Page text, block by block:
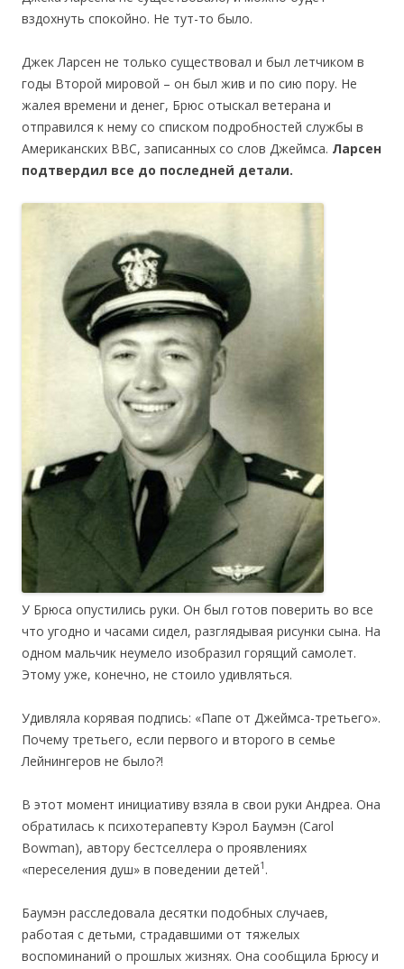
вздохнуть спокойно. Не тут-то было.
Джек Ларсен не только существовал и был летчиком в
годы Второй мировой – он был жив и по сию пору. Не
жалея времени и денег, Брюс отыскал ветерана и
отправился к нему со списком подробностей службы в
Американских ВВС, записанных со слов Джеймса. Ларсен
подтвердил все до последней детали.
У Брюса опустились руки. Он был готов поверить во все
что угодно и часами сидел, разглядывая рисунки сына. На
одном мальчик неумело изобразил горящий самолет.
Этому уже, конечно, не стоило удивляться.
Удивляла корявая подпись: «Папе от Джеймса-третьего».
Почему третьего, если первого и второго в семье
Лейнингеров не было?!
В этот момент инициативу взяла в свои руки Андреа. Она
обратилась к психотерапевту Кэрол Баумэн (Carol
Bowman), автору бестселлера о проявлениях
«переселения душ» в поведении детей1 .
Баумэн расследовала десятки подобных случаев,
работая с детьми, страдавшими от тяжелых
воспоминаний о прошлых жизнях. Она сообщила Брюсу и